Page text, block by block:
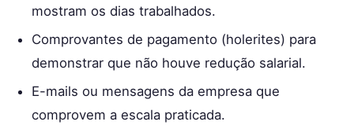
mostram os dias trabalhados.
Comprovantes de pagamento (holerites) para
demonstrar que não houve redução salarial.
E-mails ou mensagens da empresa que
comprovem a escala praticada.